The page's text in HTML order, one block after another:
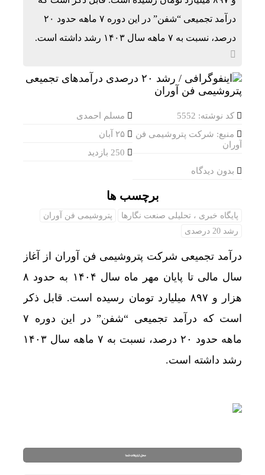
درآمد تجمیعی “شفن” در این دوره ۷ ماهه حدود ۲۰
درصد، نسبت به ۷ ماهه سال ۱۴۰۳ رشد داشته است.
کد نوشته: 5552
مسلم احمدی
منبع: شرکت پتروشیمی فن
آوران
بدون دیدگاه
برچسب ها
پایگاه خبری ، تحلیلی صنعت نگارها
پتروشیمی فن آوران
رشد 20 درصدی
درآمد تجمیعی شرکت پتروشیمی فن آوران از آغاز
سال مالی تا پایان مهر ماه سال ۱۴۰۴ به حدود ۸
هزار و ۸۹۷ میلیارد تومان رسیده است. قابل ذکر
است که درآمد تجمیعی “شفن” در این دوره ۷
ماهه حدود ۲۰ درصد، نسبت به ۷ ماهه سال ۱۴۰۳
رشد داشته است.